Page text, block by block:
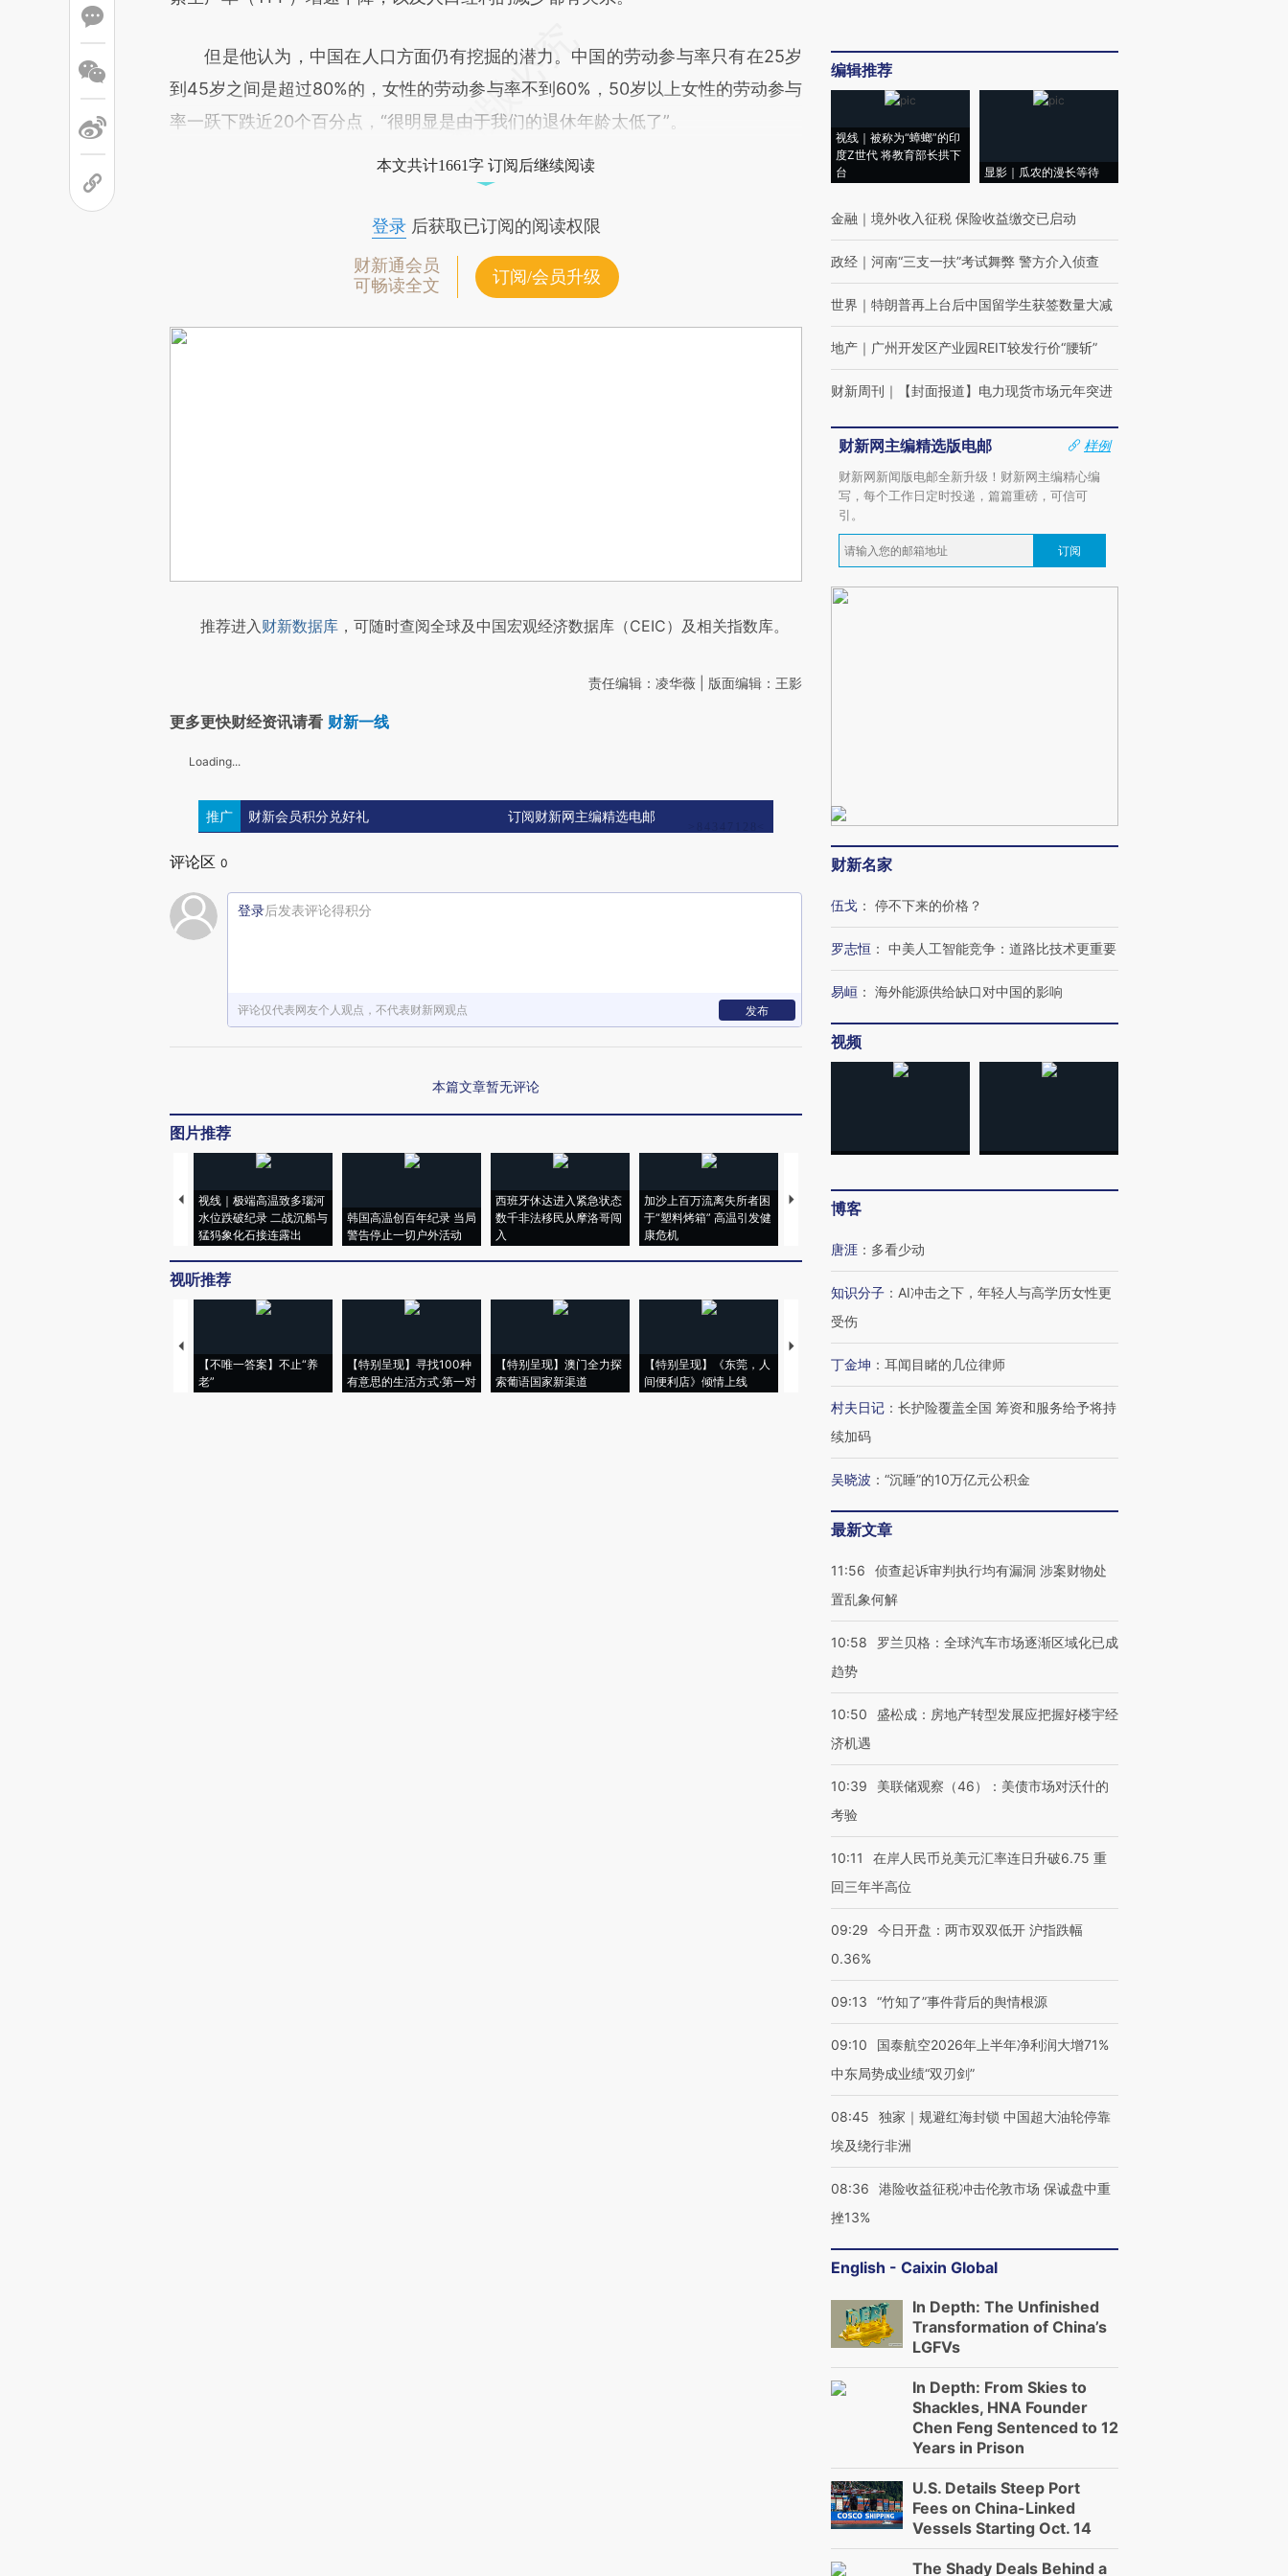
但是他认为，中国在人口方面仍有挖掘的潜力。中国的劳动参与率只有在25岁
到45岁之间是超过80%的，女性的劳动参与率不到60%，50岁以上女性的劳动参与
率一跃下跌近20个百分点，“很明显是由于我们的退休年龄太低了”。
本文共计1661字 订阅后继续阅读
登录后获取已订阅的阅读权限
财新通会员
可畅读全文
订阅/会员升级
推荐进入财新数据库 ，可随时查阅全球及中国宏观经济数据库（CEIC）及相关指数库。
责任编辑：凌华薇 | 版面编辑：王影
更多更快财经资讯请看 财新一线
Loading...
推广 财新会员积分兑好礼 订阅财新网主编精选电邮
评论区 0
登录后发表评论得积分
评论仅代表网友个人观点，不代表财新网观点 发布
本篇文章暂无评论
图片推荐
视线｜极端高温致多瑙河
水位跌破纪录 二战沉船与
猛犸象化石接连露出
韩国高温创百年纪录 当局
警告停止一切户外活动
西班牙休达进入紧急状态
数千非法移民从摩洛哥闯
入
加沙上百万流离失所者困
于“塑料烤箱” 高温引发健
康危机
马航飞行员跨国走私7万
粒摇头丸 尿检体内含3种
视听推荐
【不唯一答案】不止“养
老”
【特别呈现】寻找100种
有意思的生活方式·第一对
【特别呈现】澳门全力探
索葡语国家新渠道
【特别呈现】《东莞，人
间便利店》倾情上线
【推广】走进第四届链博
会，让数智科技“链”接产
【特别呈现】寻找100种
【商旅对话】华住集团
编辑推荐
视线｜被称为“蟑螂”的印
度Z世代 将教育部长拱下
台
显影｜瓜农的漫长等待
金融 ｜ 境外收入征税 保险收益缴交已启动
政经 ｜ 河南“三支一扶”考试舞弊 警方介入侦查
世界 ｜ 特朗普再上台后中国留学生获签数量大减
地产 ｜ 广州开发区产业园REIT较发行价“腰斩”
财新周刊 ｜ 【封面报道】电力现货市场元年突进
财新网主编精选版电邮
样例
财新网新闻版电邮全新升级！财新网主编精心编
写，每个工作日定时投递，篇篇重磅，可信可
引。
订阅
财新名家
伍戈 ： 停不下来的价格？
罗志恒 ： 中美人工智能竞争：道路比技术更重要
易峘 ： 海外能源供给缺口对中国的影响
视频
博客
唐涯 ： 多看少动
知识分子 ： AI冲击之下，年轻人与高学历女性更
受伤
丁金坤 ： 耳闻目睹的几位律师
村夫日记 ： 长护险覆盖全国 筹资和服务给予将持
续加码
吴晓波 ： “沉睡”的10万亿元公积金
最新文章
11:56
侦查起诉审判执行均有漏洞 涉案财物处
置乱象何解
10:58
罗兰贝格：全球汽车市场逐渐区域化已成
趋势
10:50
盛松成：房地产转型发展应把握好楼宇经
济机遇
10:39
美联储观察（46）：美债市场对沃什的
考验
10:11
在岸人民币兑美元汇率连日升破6.75 重
回三年半高位
09:29
今日开盘：两市双双低开 沪指跌幅
0.36%
09:13 “竹知了”事件背后的舆情根源
09:10
国泰航空2026年上半年净利润大增71%
中东局势成业绩“双刃剑”
08:45
独家｜规避红海封锁 中国超大油轮停靠
埃及绕行非洲
08:36
港险收益征税冲击伦敦市场 保诚盘中重
挫13%
English - Caixin Global
In Depth: The Unfinished
Transformation of China’s
LGFVs
In Depth: From Skies to
Shackles, HNA Founder
Chen Feng Sentenced to 12
Years in Prison
U.S. Details Steep Port
Fees on China-Linked
Vessels Starting Oct. 14
The Shady Deals Behind a